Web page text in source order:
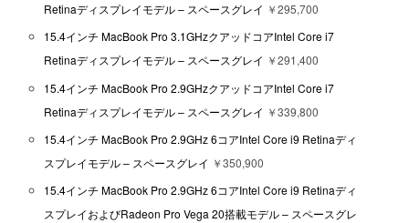
Retinaディスプレイモデル – スペースグレイ ￥295,700
15.4インチ MacBook Pro 3.1GHzクアッドコアIntel Core i7
Retinaディスプレイモデル – スペースグレイ ￥291,400
15.4インチ MacBook Pro 2.9GHzクアッドコアIntel Core i7
Retinaディスプレイモデル – スペースグレイ ￥339,800
15.4インチ MacBook Pro 2.9GHz 6コアIntel Core i9 Retinaディ
スプレイモデル – スペースグレイ ￥350,900
15.4インチ MacBook Pro 2.9GHz 6コアIntel Core i9 Retinaディ
スプレイおよびRadeon Pro Vega 20搭載モデル – スペースグレ